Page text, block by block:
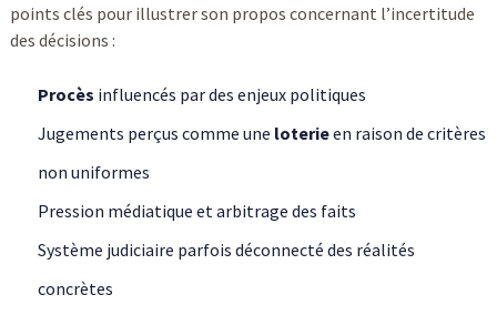
points clés pour illustrer son propos concernant l’incertitude
des décisions :
Procès influencés par des enjeux politiques
Jugements perçus comme une loterieen raison de critères
non uniformes
Pression médiatique et arbitrage des faits
Système judiciaire parfois déconnecté des réalités
concrètes